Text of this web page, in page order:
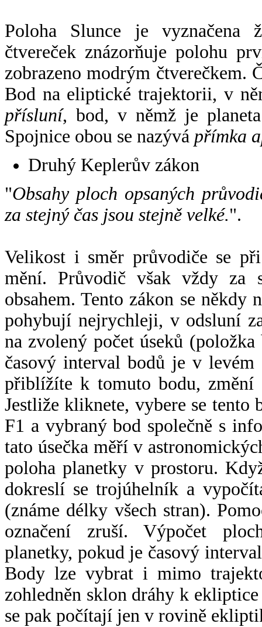
Poloha Slunce je vyznačena
čtvereček znázorňuje polohu
zobrazeno modrým čtverečkem.
Bod na eliptické trajektorii, v
přísluní, bod, v němž je
Spojnice obou se nazývá přímka
Druhý Keplerův zákon
"Obsahy ploch opsaných
za stejný čas jsou stejně velké.".
Velikost i směr průvodiče se
mění. Průvodič však vždy za
obsahem. Tento zákon se někdy
pohybují nejrychleji, v odsluní
na zvolený počet úseků
časový interval bodů je v
přiblížíte k tomuto bodu,
Jestliže kliknete, vybere se tento
F1 a vybraný bod společně s
tato úsečka měří v
poloha planetky v prostoru.
dokreslí se trojúhelník a
(známe délky všech stran).
označení zruší. Výpočet
planetky, pokud je časový
Body lze vybrat i mimo
zohledněn sklon dráhy k
se pak počítají jen v rovině